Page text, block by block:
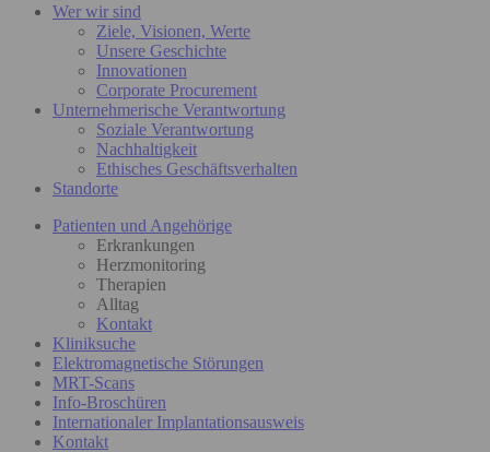
Wer wir sind
Ziele, Visionen, Werte
Unsere Geschichte
Innovationen
Corporate Procurement
Unternehmerische Verantwortung
Soziale Verantwortung
Nachhaltigkeit
Ethisches Geschäftsverhalten
Standorte
Patienten und Angehörige
Erkrankungen
Herzmonitoring
Therapien
Alltag
Kontakt
Kliniksuche
Elektromagnetische Störungen
MRT-Scans
Info-Broschüren
Internationaler Implantationsausweis
Kontakt